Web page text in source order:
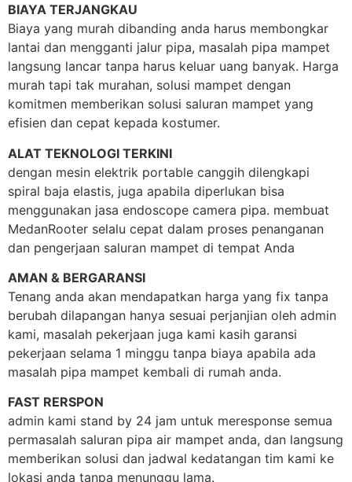
BIAYA TERJANGKAU
Biaya yang murah dibanding anda harus membongkar
lantai dan mengganti jalur pipa, masalah pipa mampet
langsung lancar tanpa harus keluar uang banyak. Harga
murah tapi tak murahan, solusi mampet dengan
komitmen memberikan solusi saluran mampet yang
efisien dan cepat kepada kostumer.
ALAT TEKNOLOGI TERKINI
dengan mesin elektrik portable canggih dilengkapi
spiral baja elastis, juga apabila diperlukan bisa
menggunakan jasa endoscope camera pipa. membuat
MedanRooter selalu cepat dalam proses penanganan
dan pengerjaan saluran mampet di tempat Anda
AMAN & BERGARANSI
Tenang anda akan mendapatkan harga yang fix tanpa
berubah dilapangan hanya sesuai perjanjian oleh admin
kami, masalah pekerjaan juga kami kasih garansi
pekerjaan selama 1 minggu tanpa biaya apabila ada
masalah pipa mampet kembali di rumah anda.
FAST RERSPON
admin kami stand by 24 jam untuk meresponse semua
permasalah saluran pipa air mampet anda, dan langsung
memberikan solusi dan jadwal kedatangan tim kami ke
lokasi anda tanpa menunggu lama.